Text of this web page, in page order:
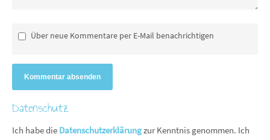
Über neue Kommentare per E-Mail benachrichtigen
Kommentar absenden
Datenschutz
Ich habe die Datenschutzerklärungzur Kenntnis genommen. Ich